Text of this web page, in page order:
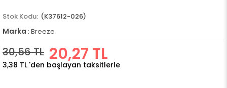
(K37612-026)
Marka : Breeze
30,56 TL 20,27 TL
3,38 TL 'den başlayan taksitlerle